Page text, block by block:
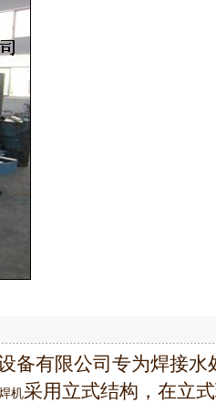
备有限公司专为焊接水
机采用立式结构，在立